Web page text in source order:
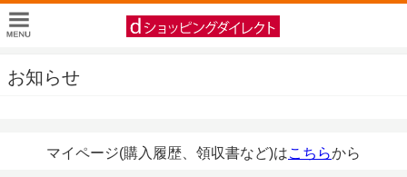
お知らせ
マイページ(購入履歴、領収書など)はこちらから